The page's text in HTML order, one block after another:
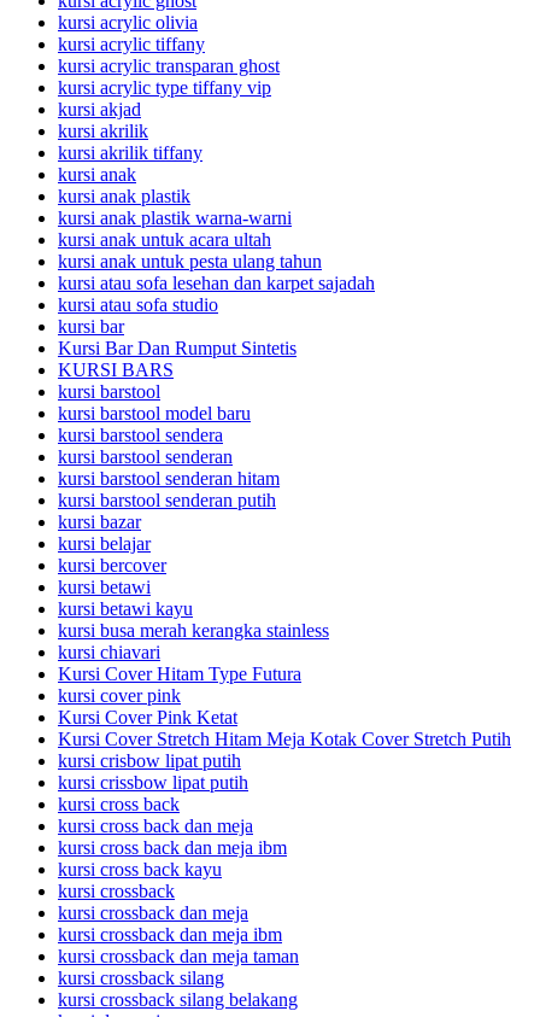
kursi acrylic olivia
kursi acrylic tiffany
kursi acrylic transparan ghost
kursi acrylic type tiffany vip
kursi akjad
kursi akrilik
kursi akrilik tiffany
kursi anak
kursi anak plastik
kursi anak plastik warna-warni
kursi anak untuk acara ultah
kursi anak untuk pesta ulang tahun
kursi atau sofa lesehan dan karpet sajadah
kursi atau sofa studio
kursi bar
Kursi Bar Dan Rumput Sintetis
KURSI BARS
kursi barstool
kursi barstool model baru
kursi barstool sendera
kursi barstool senderan
kursi barstool senderan hitam
kursi barstool senderan putih
kursi bazar
kursi belajar
kursi bercover
kursi betawi
kursi betawi kayu
kursi busa merah kerangka stainless
kursi chiavari
Kursi Cover Hitam Type Futura
kursi cover pink
Kursi Cover Pink Ketat
Kursi Cover Stretch Hitam Meja Kotak Cover Stretch Putih
kursi crisbow lipat putih
kursi crissbow lipat putih
kursi cross back
kursi cross back dan meja
kursi cross back dan meja ibm
kursi cross back kayu
kursi crossback
kursi crossback dan meja
kursi crossback dan meja ibm
kursi crossback dan meja taman
kursi crossback silang
kursi crossback silang belakang